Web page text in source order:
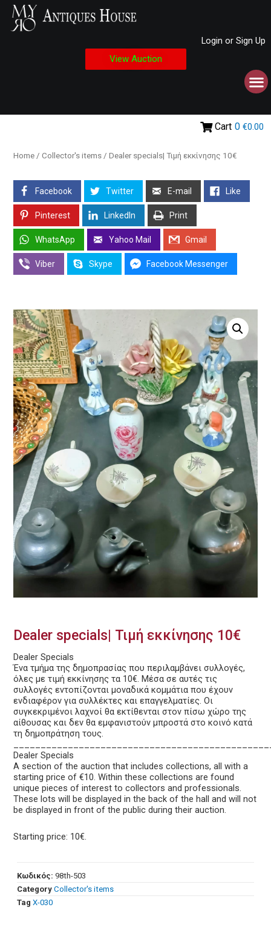
Login or Sign Up
View Auction
Cart 0 €0.00
Home / Collector's items / Dealer specials| Τιμή εκκίνησης 10€
Facebook Twitter E-mail Like
Pinterest LinkedIn Print
WhatsApp Yahoo Mail Gmail
Viber Skype Facebook Messenger
Dealer specials| Τιμή εκκίνησης 10€
Dealer Specials
Ένα τμήμα της δημοπρασίας που περιλαμβάνει συλλογές,
όλες με τιμή εκκίνησης τα 10€. Μέσα σε αυτές τις
συλλογές εντοπίζονται μοναδικά κομμάτια που έχουν
ενδιαφέρον για συλλέκτες και επαγγελματίες. Οι
συγκεκριμένοι λαχνοί θα εκτίθενται στον πίσω χώρο της
αίθουσας και δεν θα εμφανιστούν μπροστά στο κοινό κατά
τη δημοπράτηση τους.
Dealer Specials
A section of the auction that includes collections, all with a
starting price of €10. Within these collections are found
unique pieces of interest to collectors and professionals.
These lots will be displayed in the back of the hall and will not
be displayed in front of the public during their auction.
Starting price: 10€.
Κωδικός: 98th-503
Category Collector's items
Tag Χ-030